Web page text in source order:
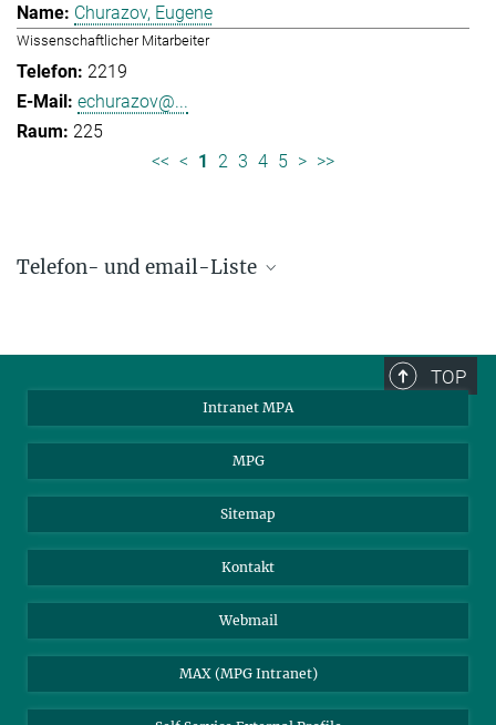
Churazov, Eugene
Wissenschaftlicher Mitarbeiter
2219
echurazov@...
225
<< < 1 2 3 4 5 > >>
Telefon- und email-Liste
85748 Garching, Germany
TOP
Intranet MPA
MPG
Sitemap
Kontakt
Webmail
MAX (MPG Intranet)